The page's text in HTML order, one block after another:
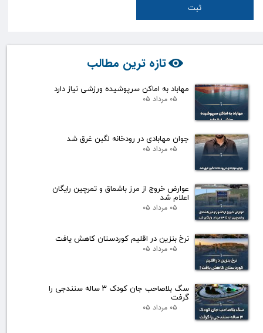
تازه ترین مطالب
مهاباد به اماکن سرپوشیده ورزشی نیاز دارد
۰۵ مرداد ۰۵
جوان مهابادی در رودخانه لگبن غرق شد
۰۵ مرداد ۰۵
عوارض خروج از مرز باشماق و تمرچین رایگان
اعلام شد
۰۵ مرداد ۰۵
نرخ بنزین در اقلیم کوردستان کاهش یافت
۰۵ مرداد ۰۵
سگ بلاصاحب جان کودک ۳ ساله سنندجی را
گرفت
۰۵ مرداد ۰۵
ثبت